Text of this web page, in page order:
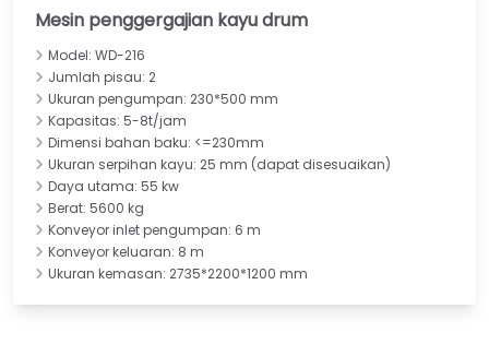
Mesin penggergajian kayu drum
Model: WD-216
Jumlah pisau: 2
Ukuran pengumpan: 230*500 mm
Kapasitas: 5-8t/jam
Dimensi bahan baku: <=230mm
Ukuran serpihan kayu: 25 mm (dapat disesuaikan)
Daya utama: 55 kw
Berat: 5600 kg
Konveyor inlet pengumpan: 6 m
Konveyor keluaran: 8 m
Ukuran kemasan: 2735*2200*1200 mm